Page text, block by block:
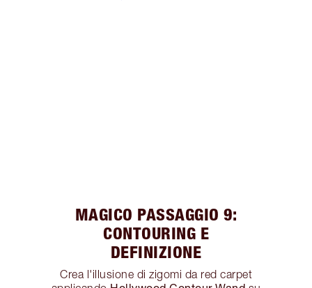
MAGICO PASSAGGIO 9:
CONTOURING E
DEFINIZIONE
Crea l'illusione di zigomi da red carpet